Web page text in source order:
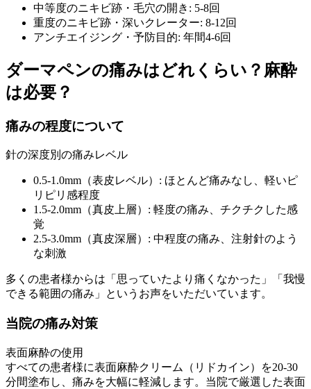
中等度のニキビ跡・毛穴の開き: 5-8回
重度のニキビ跡・深いクレーター: 8-12回
アンチエイジング・予防目的: 年間4-6回
ダーマペンの痛みはどれくらい？麻酔
は必要？
痛みの程度について
針の深度別の痛みレベル
0.5-1.0mm（表皮レベル）: ほとんど痛みなし、軽いピ
リピリ感程度
1.5-2.0mm（真皮上層）: 軽度の痛み、チクチクした感
覚
2.5-3.0mm（真皮深層）: 中程度の痛み、注射針のよう
な刺激
多くの患者様からは「思っていたより痛くなかった」「我慢
できる範囲の痛み」というお声をいただいています。
当院の痛み対策
表面麻酔の使用
すべての患者様に表面麻酔クリーム（リドカイン）を20-30
分間塗布し、痛みを大幅に軽減します。当院で厳選した表面